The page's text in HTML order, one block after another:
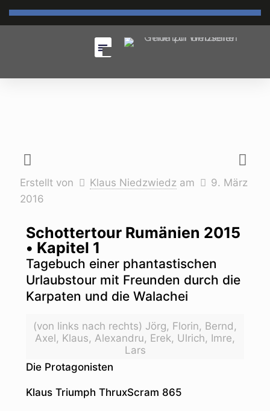
Erstellt von Klaus Niedzwiedz am
9. März
2016
Schottertour Rumänien 2015
• Kapitel 1
Tagebuch einer phantastischen
Urlaubstour mit Freunden durch die
Karpaten und die Walachei
(von links nach rechts) Jörg, Florin, Bernd,
Axel, Klaus, Alexandru, Erek, Ulrich, Imre,
Lars
Die Protagonisten
Klaus Triumph ThruxScram 865